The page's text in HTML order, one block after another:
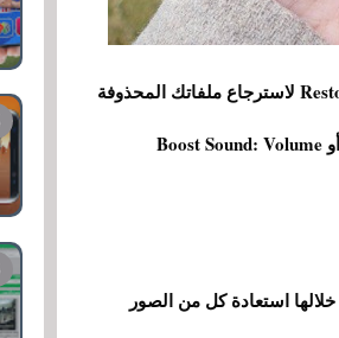
ضمن هذا التحديد ، ستجد تطبيقات مفيدة مثل Restore Photo & Video Recovery لاسترجاع ملفاتك المحذوفة
أو wallinice أو Online Tracker for Whatsapp لتتبع أصدقاءك على واتساب أو Boost Sound: Volume
استعادة كل من الصور